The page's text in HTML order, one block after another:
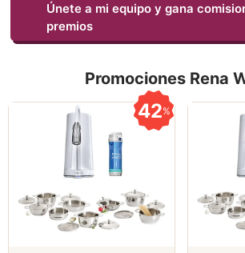
Únete a mi equipo y gana
premios
Promociones Rena
42%